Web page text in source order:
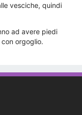
vesciche, quindi
ad avere piedi
orgoglio.